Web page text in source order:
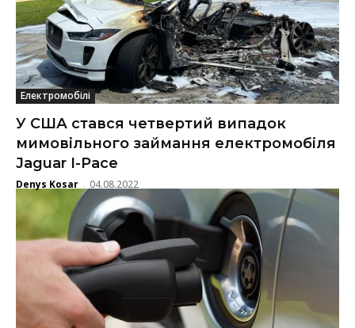
Електромобілі
У США стався четвертий випадок
мимовільного займання електромобіля
Jaguar I-Pace
Denys Kosar - 04.08.2022